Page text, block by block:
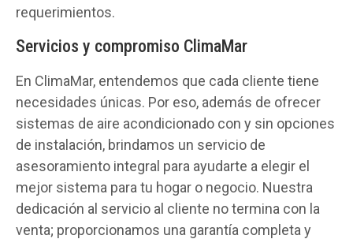
requerimientos.
Servicios y compromiso ClimaMar
En ClimaMar, entendemos que cada cliente tiene
necesidades únicas. Por eso, además de ofrecer
sistemas de aire acondicionado con y sin opciones
de instalación, brindamos un servicio de
asesoramiento integral para ayudarte a elegir el
mejor sistema para tu hogar o negocio. Nuestra
dedicación al servicio al cliente no termina con la
venta; proporcionamos una garantía completa y